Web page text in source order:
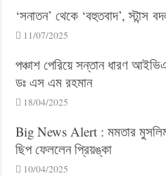
‘সনাতন’ থেকে ‘বহুতবাদ’, স্টান্স
11/07/2025
পঞ্চাশ পেরিয়ে সন্তান ধারণ
ডঃ এস এম রহমান
18/04/2025
Big News Alert : মমতার
ছিপ ফেললেন প্রিয়ঙ্কা
10/04/2025